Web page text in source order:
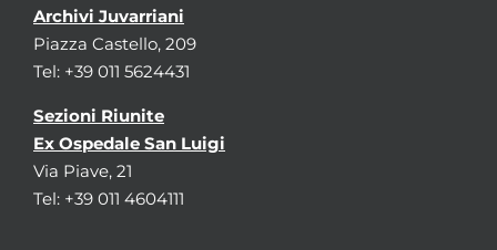
Archivi Juvarriani
Piazza Castello, 209
Tel: +39 011 5624431
Sezioni Riunite
Ex Ospedale San Luigi
Via Piave, 21
Tel: +39 011 4604111